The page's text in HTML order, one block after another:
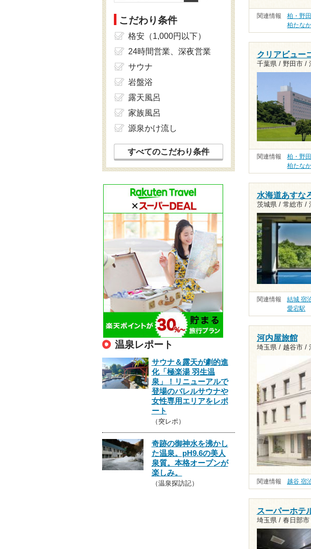
関連情報 柏・野
柏たな
クリアビュー
千葉県 / 野田市 /
関連情報 柏・野
柏たな
水海道あすな
茨城県 / 常総市 /
関連情報 結城 宿
愛宕駅
河内屋旅館
埼玉県 / 越谷市 /
関連情報 越谷 宿
スーパーホテ
埼玉県 / 春日部市
こだわり条件
格安（1,000円以下）
24時間営業、深夜営業
サウナ
岩盤浴
露天風呂
家族風呂
源泉かけ流し
すべてのこだわり条件
温泉レポート
サウナ＆露天が劇的進
化「極楽湯 羽生温
泉」！リニューアルで
登場のバレルサウナや
女性専用エリアをレポ
ート
（突レポ）
奇跡の御神水を沸かし
た温泉。pH9.6の美人
泉質。本格オープンが
楽しみ。
（温泉探訪記）